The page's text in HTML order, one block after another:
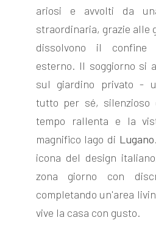
ariosi e avvolti da
straordinaria, grazie alle
dissolvono il
esterno. Il soggiorno si
sul giardino privato -
tutto per sé, silenzioso
tempo rallenta e la
magnifico lago di Lugano
icona del design
zona giorno con
completando un'area
vive la casa con gusto.